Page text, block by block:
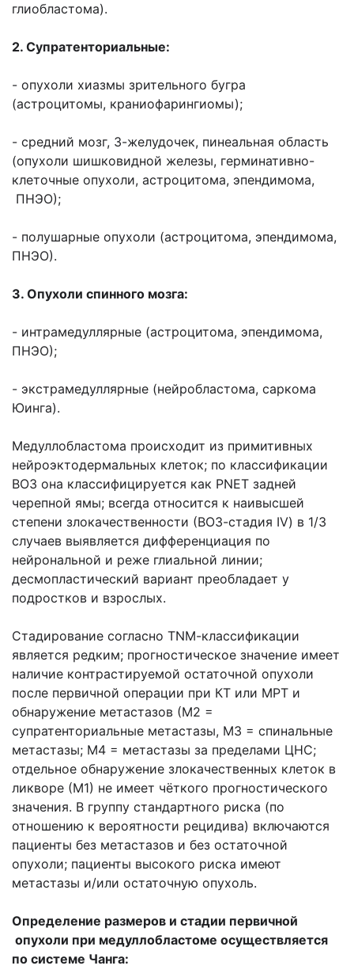
глиобластома).
2. Супратенториальные:
- опухоли хиазмы зрительного бугра
(астроцитомы, краниофарингиомы);
- средний мозг, 3-желудочек, пинеальная область
(опухоли шишковидной железы, герминативно-
клеточные опухоли, астроцитома, эпендимома,
ПНЭО);
- полушарные опухоли (астроцитома, эпендимома,
ПНЭО).
3. Опухоли спинного мозга:
- интрамедуллярные (астроцитома, эпендимома,
ПНЭО);
- экстрамедуллярные (нейробластома, саркома
Юинга).
Медуллобластома происходит из примитивных
нейроэктодермальных клеток; по классификации
ВОЗ она классифицируется как РNЕТ задней
черепной ямы; всегда относится к наивысшей
степени злокачественности (ВОЗ-стадия IV) в 1/З
случаев выявляется дифференциация по
нейрональной и реже глиальной линии;
десмопластический вариант преобладает у
подростков и взрослых.
Стадирование согласно ТNМ-классификации
является редким; прогностическое значение имеет
наличие контрастируемой остаточной опухоли
после первичной операции при КТ или МРТ и
обнаружение метастазов (М2 =
супратенториальные метастазы, М3 = спинальные
метастазы; М4 = метастазы за пределами ЦНС;
отдельное обнаружение злокачественных клеток в
ликворе (М1) не имеет чёткого прогностического
значения. В группу стандартного риска (по
отношению к вероятности рецидива) включаются
пациенты без метастазов и без остаточной
опухоли; пациенты высокого риска имеют
метастазы и/или остаточную опухоль.
Определение размеров и стадии первичной
опухоли при медуллобластоме осуществляется
по системе Чанга: